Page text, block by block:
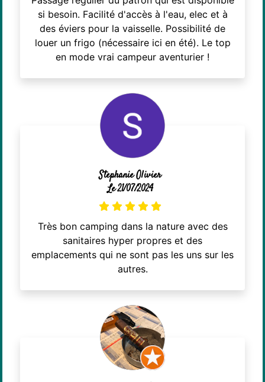
si besoin. Facilité d'accès à l'eau, elec et à
des éviers pour la vaisselle. Possibilité de
louer un frigo (nécessaire ici en été). Le top
en mode vrai campeur aventurier !
Stephanie Olivier
Le 21/07/2024
Très bon camping dans la nature avec des
sanitaires hyper propres et des
emplacements qui ne sont pas les uns sur les
autres.